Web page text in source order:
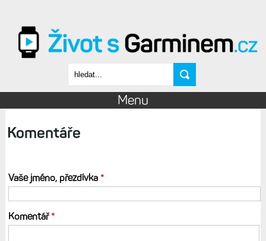
Vyhledávání
Menu
Komentáře
Vaše jméno, přezdívka *
Komentář*